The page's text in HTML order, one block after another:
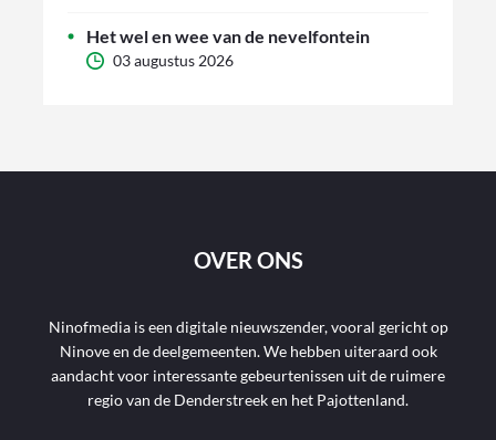
Het wel en wee van de nevelfontein
03 augustus 2026
OVER ONS
Ninofmedia is een digitale nieuwszender, vooral gericht op
Ninove en de deelgemeenten. We hebben uiteraard ook
aandacht voor interessante gebeurtenissen uit de ruimere
regio van de Denderstreek en het Pajottenland.